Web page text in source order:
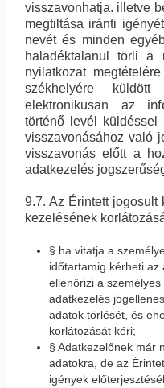
visszavonhatja. illetve
megtiltása iránti
nevét és minden
haladéktalanul törli a
nyilatkozat
székhelyére
elektronikusan az
történő levél küldéssel
visszavonásához való
visszavonás előtt a
adatkezelés
9.7. Az Érintett jogosult
kezelésének
§ ha vitatja a
időtartamig kérheti az
ellenőrizi a
adatkezelés
adatok törlését, és
korlátozását kéri;
§ Adatkezelőnek már
adatokra, de az
igények